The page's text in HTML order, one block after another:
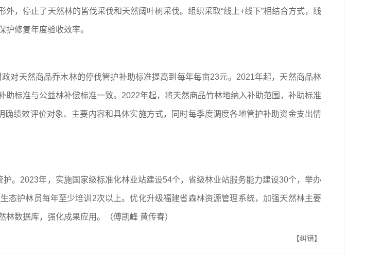
，停止了天然林的皆伐采伐和天然阔叶树采伐。组织采取“线上+线下”相结合方式，线
护修复年度验收效率。
对天然商品乔木林的停伐管护补助标准提高到每年每亩23元。2021年起，天然商品林
标准与公益林补偿标准一致。2022年起，将天然商品竹林地纳入补助范围，补助标准
绩效评价对象、主要内容和具体实施方式，同时每季度调度各地管护补助资金支出情
。2023年，实施国家级标准化林业站建设54个，省级林业站服务能力建设30个，举办
态护林员每年至少培训2次以上。优化升级福建省森林资源管理系统，加强天然林主要
林数据库，强化成果应用。（傅凯峰 黄传春）
【纠错】